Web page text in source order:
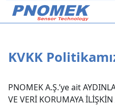
KURUMSAL
ÜRÜNLER
KVKK
PNOMEK A.Ş.’ye ait
VE VERİ KORUMAYA